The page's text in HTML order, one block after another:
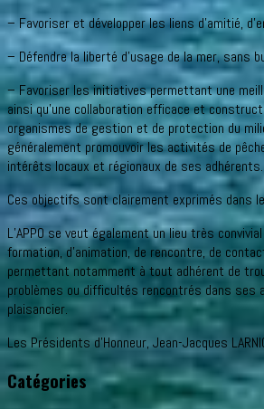
– Favoriser et développer les liens d’amitié,
– Défendre la liberté d’usage de la mer, sans
– Favoriser les initiatives permettant une
ainsi qu’une collaboration efficace et
organismes de gestion et de protection du
généralement promouvoir les activités de
intérêts locaux et régionaux de ses adhérents.
Ces objectifs sont clairement exprimés dans
L’APPO se veut également un lieu très
formation, d’animation, de rencontre, de
permettant notamment à tout adhérent de
problèmes ou difficultés rencontrés dans ses
plaisancier.
Les Présidents d’Honneur, Jean-Jacques
Catégories